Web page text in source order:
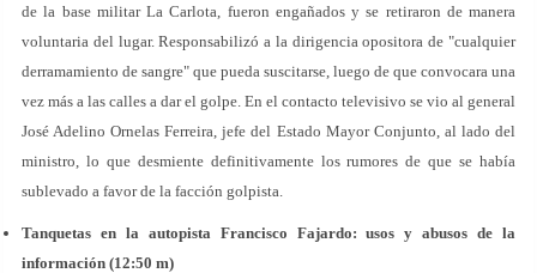
de la base militar La Carlota, fueron engañados y se retiraron de manera
voluntaria del lugar. Responsabilizó a la dirigencia opositora de "cualquier
derramamiento de sangre" que pueda suscitarse, luego de que convocara una
vez más a las calles a dar el golpe. En el contacto televisivo se vio al general
José Adelino Ornelas Ferreira, jefe del Estado Mayor Conjunto, al lado del
ministro, lo que desmiente definitivamente los rumores de que se había
sublevado a favor de la facción golpista.
Tanquetas en la autopista Francisco Fajardo: usos y abusos de la
información (12:50 m)